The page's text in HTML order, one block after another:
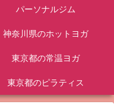
パーソナルジム
神奈川県のホットヨガ
東京都の常温ヨガ
東京都のピラティス